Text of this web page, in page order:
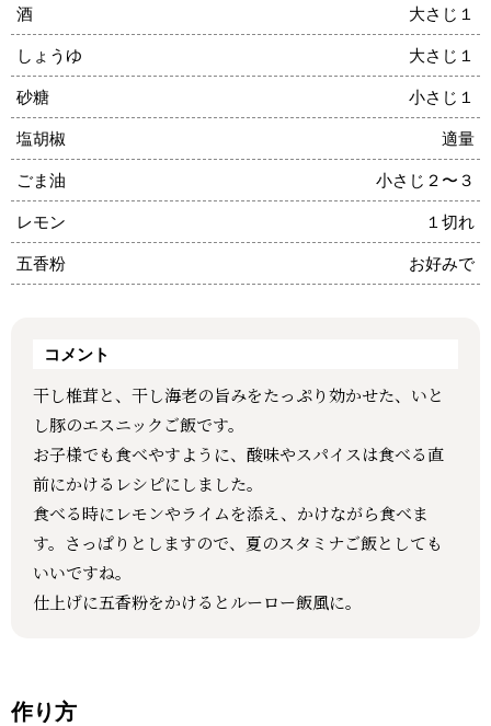
酒 大さじ１
しょうゆ 大さじ１
砂糖 小さじ１
塩胡椒 適量
ごま油 小さじ２〜３
レモン １切れ
五香粉 お好みで
コメント
干し椎茸と、干し海老の旨みをたっぷり効かせた、いと
し豚のエスニックご飯です。
お子様でも食べやすように、酸味やスパイスは食べる直
前にかけるレシピにしました。
食べる時にレモンやライムを添え、かけながら食べま
す。さっぱりとしますので、夏のスタミナご飯としても
いいですね。
仕上げに五香粉をかけるとルーロー飯風に。
作り方